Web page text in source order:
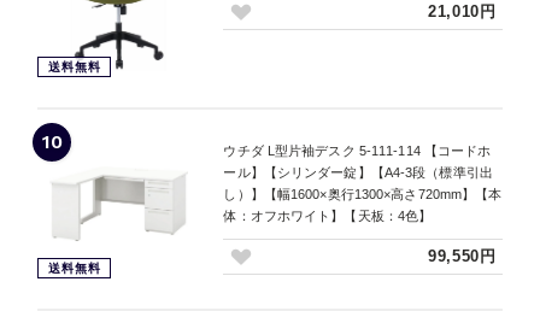
送料無料
21,010円
10
送料無料
ウチダ L型片袖デスク 5-111-114 【コードホ
ール】【シリンダー錠】【A4-3段（標準引出
し）】【幅1600×奥行1300×高さ720mm】【本
体：オフホワイト】【天板：4色】
99,550円